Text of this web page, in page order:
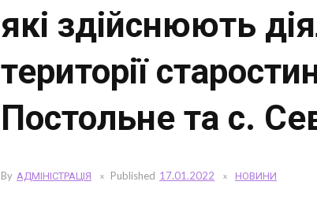
які здійснюють
території
Постольне та с.
By АДМІНІСТРАЦІЯ Published 17.01.2022 НОВИНИ